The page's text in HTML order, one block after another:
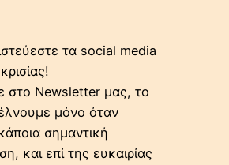
τα social media
στο Newsletter μας, το
μόνο όταν
σημαντική
και επί της ευκαιρίας